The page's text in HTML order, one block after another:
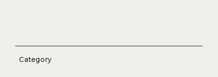
Category